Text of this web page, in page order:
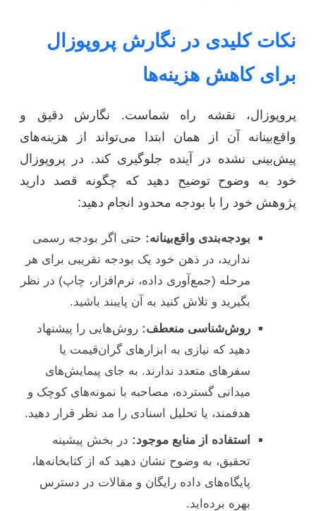
نکات کلیدی در نگارش پروپوزال
برای کاهش هزینه‌ها
پروپوزال، نقشه راه شماست. نگارش دقیق و
واقع‌بینانه آن از همان ابتدا می‌تواند از هزینه‌های
پیش‌بینی نشده در آینده جلوگیری کند. در پروپوزال
خود به وضوح توضیح دهید که چگونه قصد دارید
پژوهش خود را با بودجه محدود انجام دهید:
بودجه‌بندی واقع‌بینانه: حتی اگر بودجه رسمی
ندارید، در ذهن خود یک بودجه تقریبی برای هر
مرحله (جمع‌آوری داده، نرم‌افزار، چاپ) در نظر
بگیرید و تلاش کنید به آن پایبند باشید.
روش‌شناسی منعطف: روش‌هایی را پیشنهاد
دهید که نیازی به ابزارهای گران‌قیمت یا
سفرهای متعدد ندارند. به جای پیمایش‌های
میدانی گسترده، مصاحبه با نمونه‌های کوچک و
هدفمند، یا تحلیل اسنادی را مد نظر قرار دهید.
استفاده از منابع موجود: در بخش پیشینه
تحقیق، به وضوح نشان دهید که از کتابخانه‌ها،
پایگاه‌های داده رایگان و مقالات در دسترس
بهره برده‌اید.